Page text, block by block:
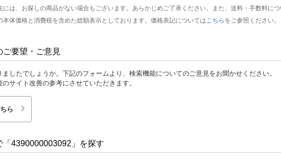
は、お探しの商品がない場合もございます。あらかじめご了承ください。また、送料・手数料に
体価格と消費税を含めた総額表示としております。価格表記については こちら をご参照ください。
ご要望・ご意見
したでしょうか。下記のフォームより、検索機能についてのご意見をお聞かせください。
サイト改善の参考にさせていただきます。
ら
「4390000003092」を探す